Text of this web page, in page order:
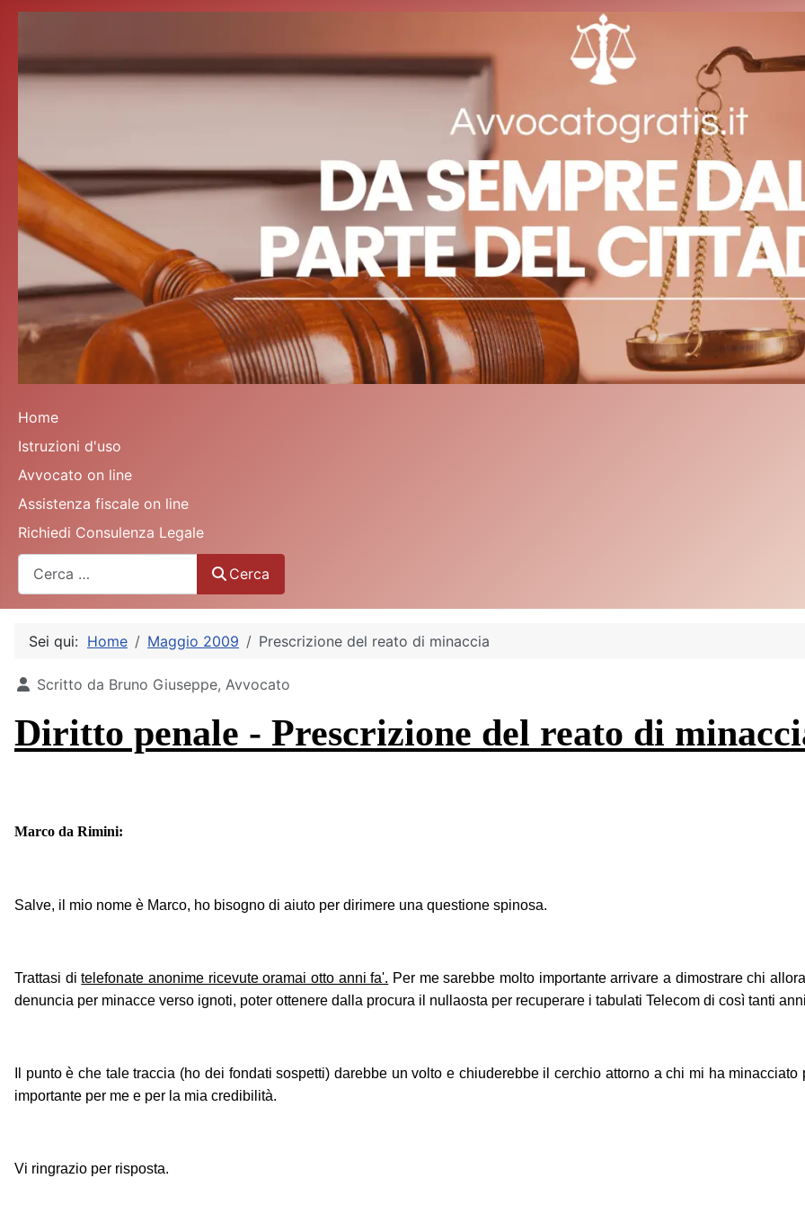
Home
Istruzioni d'uso
Avvocato on line
Assistenza fiscale on line
Richiedi Consulenza Legale
Cerca
Sei qui: Home Maggio 2009 Prescrizione del reato di minaccia
Dettagli
Scritto da Bruno Giuseppe, Avvocato
Diritto penale - Prescrizione del reato di
Marco da Rimini:
Salve, il mio nome è Marco, ho bisogno di aiuto per dirimere una questione spinosa.
Trattasi ditelefonate anonime ricevute oramai otto anni fa'. Per me sarebbe molto importante arrivare a dimostrare chi
denuncia per minacce verso ignoti, poter ottenere dalla procura il nullaosta per recuperare i tabulati Telecom di così tanti
Il punto è che tale traccia (ho dei fondati sospetti) darebbe un volto e chiuderebbe il cerchio attorno a chi mi ha
importante per me e per la mia credibilità.
Vi ringrazio per risposta.